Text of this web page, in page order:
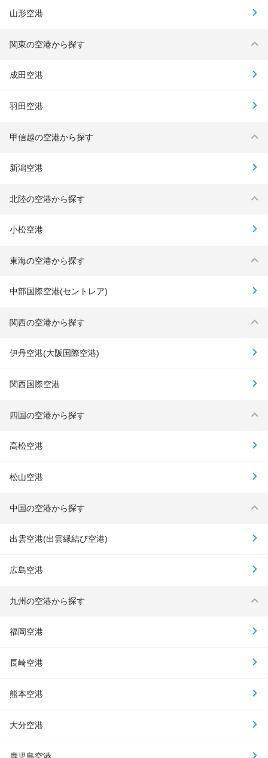
山形空港
関東の空港から探す
成田空港
羽田空港
甲信越の空港から探す
新潟空港
北陸の空港から探す
小松空港
東海の空港から探す
中部国際空港(セントレア)
関西の空港から探す
伊丹空港(大阪国際空港)
関西国際空港
四国の空港から探す
高松空港
松山空港
中国の空港から探す
出雲空港(出雲縁結び空港)
広島空港
九州の空港から探す
福岡空港
長崎空港
熊本空港
大分空港